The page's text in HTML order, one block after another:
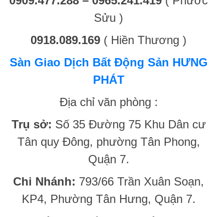
Sửu )
0918.089.169 ( Hiền Thương )
Sàn Giao Dịch Bất Động Sản HƯNG
PHÁT
Địa chỉ văn phòng :
Trụ sở: Số 35 Đường 75 Khu Dân cư
Tân quy Đông, phường Tân Phong,
Quận 7.
Chi Nhánh: 793/66 Trần Xuân Soạn,
KP4, Phường Tân Hưng, Quận 7.